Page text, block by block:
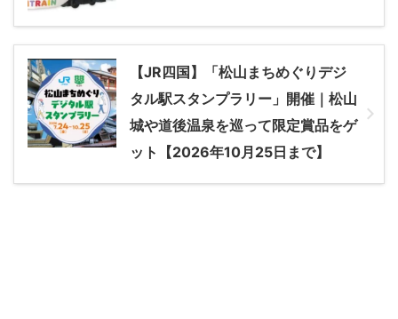
【JR四国】「松山まちめぐりデジ
タル駅スタンプラリー」開催｜松山
城や道後温泉を巡って限定賞品をゲ
ット【2026年10月25日まで】